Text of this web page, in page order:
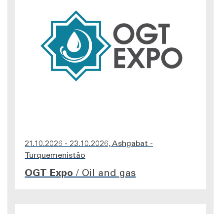
21.10.2026 - 23.10.2026, Ashgabat -
Turquemenistão
OGT Expo / Oil and gas